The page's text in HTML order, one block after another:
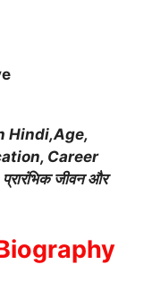
Hindi,Age,
Career
प्रारंभिक जीवन और